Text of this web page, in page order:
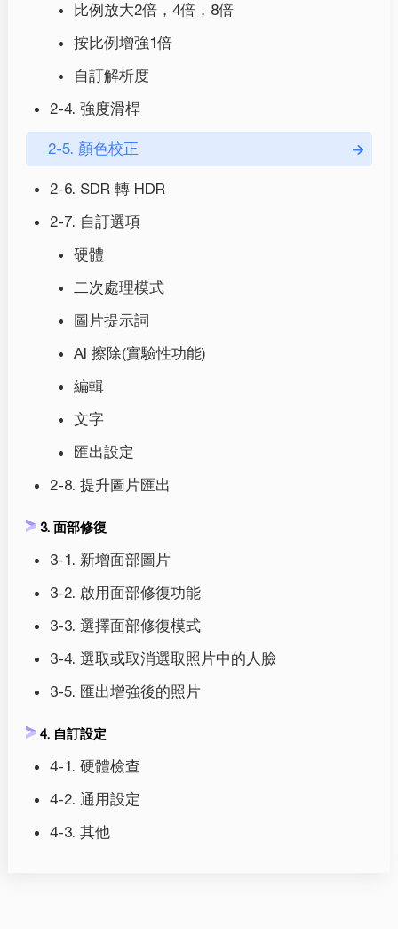
比例放大2倍，4倍，8倍
按比例增強1倍
自訂解析度
2-4. 強度滑桿
2-5. 顏色校正
2-6. SDR 轉 HDR
2-7. 自訂選項
硬體
二次處理模式
圖片提示詞
AI 擦除(實驗性功能)
編輯
文字
匯出設定
2-8. 提升圖片匯出
3. 面部修復
3-1. 新增面部圖片
3-2. 啟用面部修復功能
3-3. 選擇面部修復模式
3-4. 選取或取消選取照片中的人臉
3-5. 匯出增強後的照片
4. 自訂設定
4-1. 硬體檢查
4-2. 通用設定
4-3. 其他